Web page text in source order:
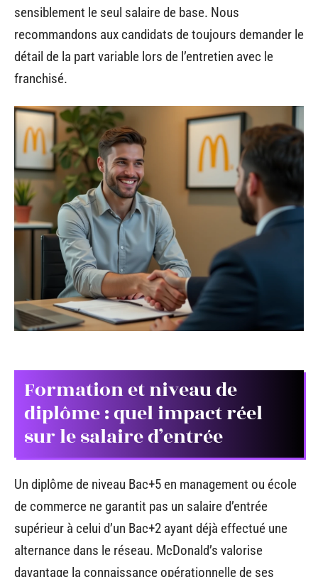
sensiblement le seul salaire de base. Nous
recommandons aux candidats de toujours demander le
détail de la part variable lors de l’entretien avec le
franchisé.
Formation et niveau de
diplôme : quel impact réel
sur le salaire d’entrée
Un diplôme de niveau Bac+5 en management ou école
de commerce ne garantit pas un salaire d’entrée
supérieur à celui d’un Bac+2 ayant déjà effectué une
alternance dans le réseau. McDonald’s valorise
davantage la connaissance opérationnelle de ses